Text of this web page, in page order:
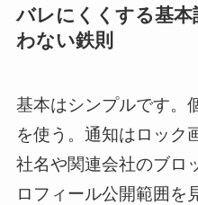
バレにくくする基本
わない鉄則
基本はシンプルです。
を使う。通知はロック
社名や関連会社のブロ
ロフィール公開範囲を